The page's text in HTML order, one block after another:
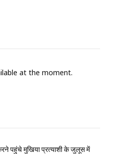
at the moment.
पहुंचे मुखिया प्रत्याशी के जुलूस में